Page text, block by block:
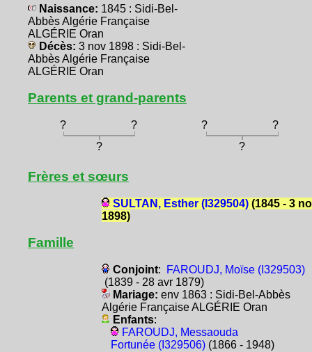
Naissance: 1845 : Sidi-Bel-
Abbès Algérie Française
ALGÉRIE Oran
Décès: 3 nov 1898 : Sidi-Bel-
Abbès Algérie Française
ALGÉRIE Oran
Parents et grand-parents
? ? ?
?
?
?
Frères et sœurs
SULTAN, Esther (I329504)(1845 - 3
1898)
Famille
Conjoint:
FAROUDJ, Moïse (I329503)
(1839 - 28 avr 1879)
Mariage: env 1863 : Sidi-Bel-Abbès
Algérie Française ALGÉRIE Oran
Enfants:
FAROUDJ, Messaouda
Fortunée (I329506)(1866 - 1948)